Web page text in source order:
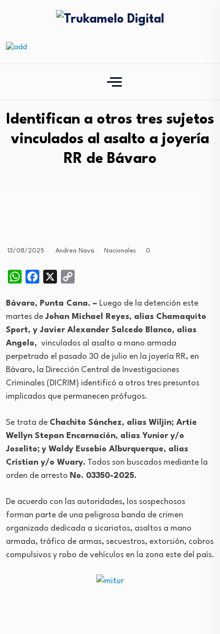
Identifican a otros tres sujetos
vinculados al asalto a joyería
RR de Bávaro
13/08/2025 Andrea Nava Nacionales 0
WhatsAppFacebook
Bávaro, Punta Cana. – Luego de la detención este
martes de Johan Michael Reyes, alias Chamaquito
Sport, y Javier Alexander Salcedo Blanco, alias
Angelo, vinculados al asalto a mano armada
perpetrado el pasado 30 de julio en la joyería RR, en
Bávaro, la Dirección Central de Investigaciones
Criminales (DICRIM) identificó a otros tres presuntos
implicados que permanecen prófugos.
Se trata de Chachito Sánchez, alias Wiljin; Artie
Wellyn Stepan Encarnación, alias Yunior y/o
Joselito; y Waldy Eusebio Alburquerque, alias
Cristian y/o Wuary. Todos son buscados mediante la
orden de arresto No. 03350-2025.
De acuerdo con las autoridades, los sospechosos
forman parte de una peligrosa banda de crimen
organizado dedicada a sicariatos, asaltos a mano
armada, tráfico de armas, secuestros, extorsión, cobros
compulsivos y robo de vehículos en la zona este del país.